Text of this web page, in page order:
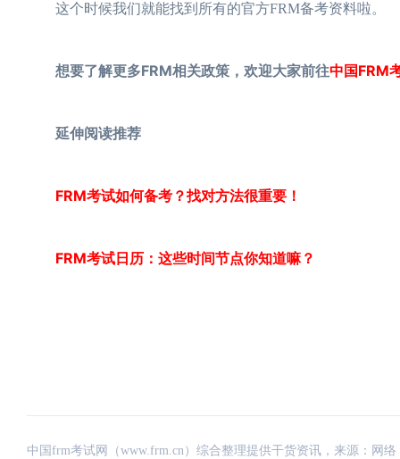
这个时候我们就能找到所有的官方FRM备考资料啦。
想要了解更多FRM相关政策，欢迎大家前往中国FRM
延伸阅读推荐
FRM考试如何备考？找对方法很重要！
FRM考试日历：这些时间节点你知道嘛？
中国frm考试网（www.frm.cn）综合整理提供干货资讯，来源：网